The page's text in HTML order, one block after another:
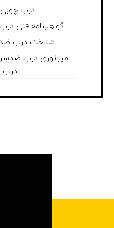
درب
گواهینامه فنی درب
شناخت درب
امپراتوری درب
درب